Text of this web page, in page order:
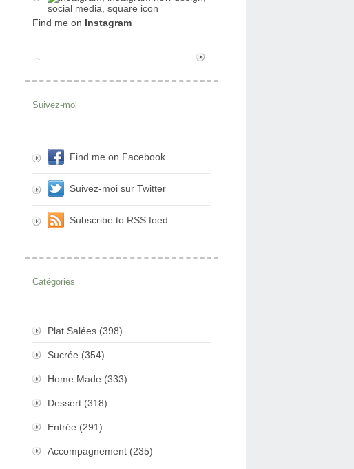
Find me on Instagram
Suivez-moi
Find me on Facebook
Suivez-moi sur Twitter
Subscribe to RSS feed
Catégories
Plat Salées (398)
Sucrée (354)
Home Made (333)
Dessert (318)
Entrée (291)
Accompagnement (235)